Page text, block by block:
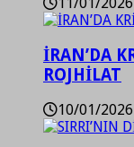
İRAN’DA
ROJHİLAT
10/01/2026